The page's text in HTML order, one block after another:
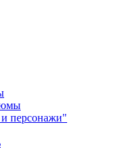
персонажи"